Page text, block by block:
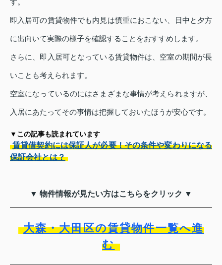
す。
即入居可の賃貸物件でも内見は慎重におこない、日中と夕方
に出向いて実際の様子を確認することをおすすめします。
さらに、即入居可となっている賃貸物件は、空室の期間が長
いことも考えられます。
空室になっているのにはさまざまな事情が考えられますが、
入居にあたってその事情は把握しておいたほうが安心です。
▼この記事も読まれています
賃貸借契約には保証人が必要！その条件や変わりになる
保証会社とは？
▼ 物件情報が見たい方はこちらをクリック ▼
大森・大田区の賃貸物件一覧へ進
む